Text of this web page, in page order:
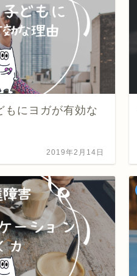
もにヨガが有効な
2019年2月14日